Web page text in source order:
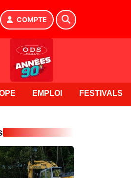
COMPTE
EMPLOI FESTIVALS